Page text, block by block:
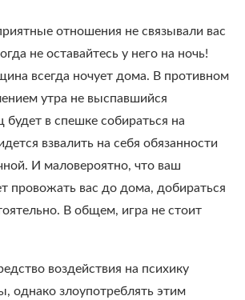
отношения не связывали вас
не оставайтесь у него на ночь!
всегда ночует дома. В противном
утра не выспавшийся
будет в спешке собираться на
взвалить на себя обязанности
И маловероятно, что ваш
провожать вас до дома, добираться
В общем, игра не стоит
воздействия на психику
однако злоупотреблять этим